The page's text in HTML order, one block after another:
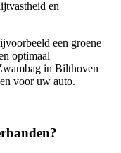
en
een groene
optimaal
in Bilthoven
voor uw auto.